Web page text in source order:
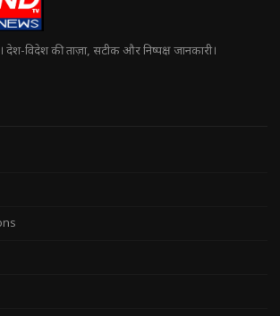
विदेश की ताज़ा, सटीक और निष्पक्ष जानकारी।